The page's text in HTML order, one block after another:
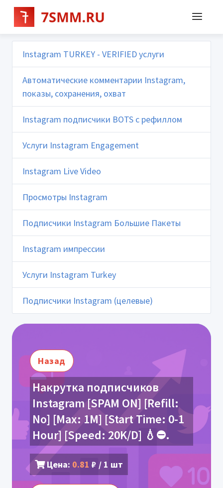
Instagram TURKEY - VERIFIED услуги
Автоматические комментарии Instagram,
показы, сохранения, охват
Instagram подписчики BOTS с рефиллом
Услуги Instagram Engagement
Instagram Live Video
Просмотры Instagram
Подписчики Instagram Большие Пакеты
Instagram импрессии
Услуги Instagram Turkey
Подписчики Instagram (целевые)
Назад
Накрутка подписчиков
Instagram [SPAM ON] [Refill:
No] [Max: 1M] [Start Time: 0-1
Hour] [Speed: 20K/D] 💧⛔.
Цена: 0.81 ₽ / 1 шт